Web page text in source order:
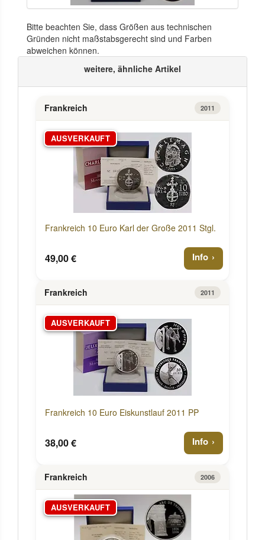
Bitte beachten Sie, dass Größen aus technischen
Gründen nicht maßstabsgerecht sind und Farben
abweichen können.
weitere, ähnliche Artikel
Frankreich 2011
AUSVERKAUFT
Frankreich 10 Euro Karl der Große 2011 Stgl.
49,00 € Info
Frankreich 2011
AUSVERKAUFT
Frankreich 10 Euro Eiskunstlauf 2011 PP
38,00 € Info
Frankreich 2006
AUSVERKAUFT